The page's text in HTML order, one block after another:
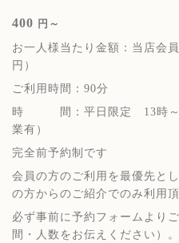
400 円～
お一人様当たり金額：当店
円）
ご利用時間：90分
時 間：平日限定 13時～17
業有）
完全前予約制です
会員の方のご利用を最優先と
の方からのご紹介でのみ利用
必ず事前に予約フォームより
間・人数をお伝えください）